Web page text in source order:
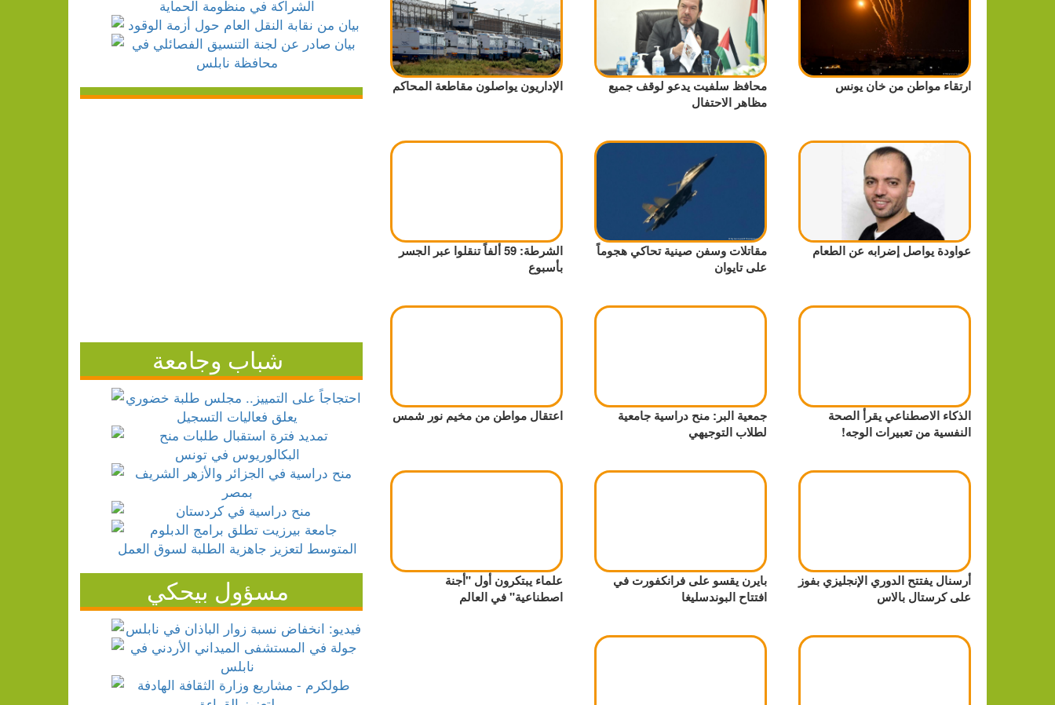
ارتقاء مواطن من خان يونس
محافظ سلفيت يدعو لوقف جميع
مظاهر الاحتفال
الإداريون يواصلون مقاطعة المحاكم
عواودة يواصل إضرابه عن الطعام
مقاتلات وسفن صينية تحاكي هجوماً
على تايوان
الشرطة: 59 ألفاً تنقلوا عبر الجسر
بأسبوع
الذكاء الاصطناعي يقرأ الصحة
النفسية من تعبيرات الوجه!
جمعية البر: منح دراسية جامعية
لطلاب التوجيهي
اعتقال مواطن من مخيم نور شمس
أرسنال يفتتح الدوري الإنجليزي بفوز
على كرستال بالاس
بايرن يقسو على فرانكفورت في
افتتاح البوندسليغا
علماء يبتكرون أول "أجنة
اصطناعية" في العالم
شباب وجامعة
مسؤول بيحكي